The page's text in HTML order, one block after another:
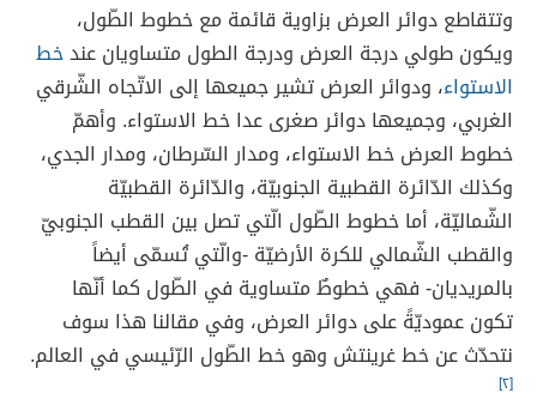
وتتقاطع دوائر العرض بزاوية قائمة مع خطوط الطّول،
ويكون طولي درجة العرض ودرجة الطول متساويان عندخط
الاستواء، ودوائر العرض تشير جميعها إلى الاتّجاه الشّرقي
الغربي، وجميعها دوائر صغرى عدا خط الاستواء. وأهمّ
خطوط العرض خط الاستواء، ومدار السّرطان، ومدار الجدي،
وكذلك الدّائرة القطبية الجنوبيّة، والدّائرة القطبيّة
الشّماليّة، أما خطوط الطّول الّتي تصل بين القطب الجنوبيّ
والقطب الشّمالي للكرة الأرضيّة -والّتي تُسمّى أيضاً
بالمريديان- فهي خطوطٌ متساوية في الطّول كما أنّها
تكون عموديّةً على دوائر العرض، وفي مقالنا هذا سوف
نتحدّث عن خط غرينتش وهو خط الطّول الرّئيسي في العالم.
[٢]